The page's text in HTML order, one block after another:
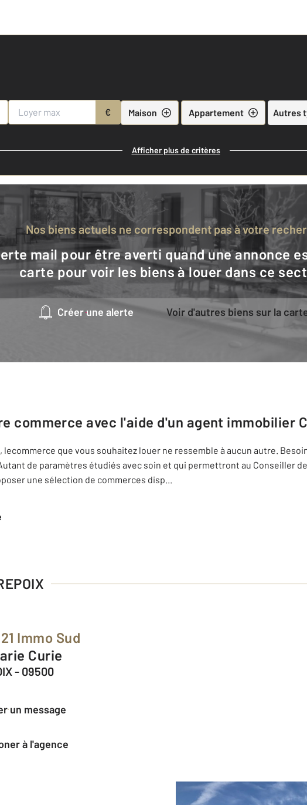
€ Maison Appartement Autres
Afficher plus de critères
Nos biens actuels ne correspondent pas à votre
carte pour voir les biens à louer dans ce
Créer une alerte Voir d'autres biens sur la
commerce avec l'aide d'un agent immobilier
lecommerce que vous souhaitez louer ne ressemble à aucun autre.
de paramètres étudiés avec soin et qui permettront au Conseiller de
une sélection de commerces disp...
21 Immo Sud
Curie
- 09500
un message
à l'agence